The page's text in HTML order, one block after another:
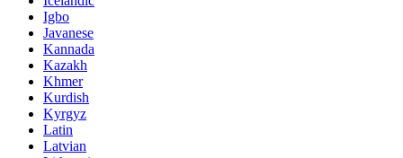
Igbo
Javanese
Kannada
Kazakh
Khmer
Kurdish
Kyrgyz
Latin
Latvian